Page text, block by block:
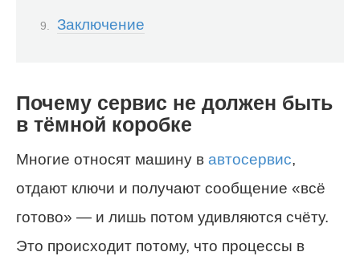
Заключение
Почему сервис не должен быть
в тёмной коробке
Многие относят машину в автосервис,
отдают ключи и получают сообщение «всё
готово» — и лишь потом удивляются счёту.
Это происходит потому, что процессы в